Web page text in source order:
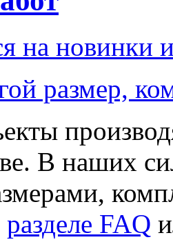
на новинки
размер,
В наших
разделе FAQ